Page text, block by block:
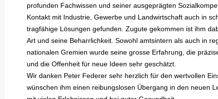
profunden Fachwissen und seiner ausgeprägten
Kontakt mit Industrie, Gewerbe und Landwirtschaft auch in
tragfähige Lösungen gefunden. Zugute gekommen ist ihm
Art und seine Beharrlichkeit. Sowohl amtsintern als auch in
nationalen Gremien wurde seine grosse Erfahrung, die
und die Offenheit für neue Ideen sehr geschätzt.
Wir danken Peter Federer sehr herzlich für den wertvollen
wünschen ihm einen reibungslosen Übergang in den neuen